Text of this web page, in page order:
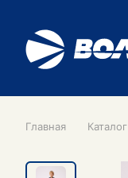
Главная Каталог